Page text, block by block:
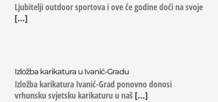
Ljubitelji outdoor sportova i ove će godine doći na svoje
[...]
Izložba karikatura u Ivanić-Gradu
Izložba karikatura Ivanić-Grad ponovno donosi
vrhunsku svjetsku karikaturu u naš [...]